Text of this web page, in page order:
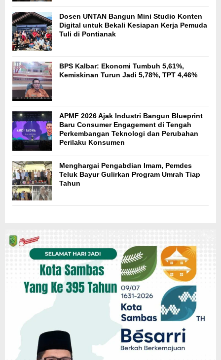
Dosen UNTAN Bangun Mini Studio Konten
Digital untuk Bekali Kesiapan Kerja Pemuda
Tuli di Pontianak
BPS Kalbar: Ekonomi Tumbuh 5,61%,
Kemiskinan Turun Jadi 5,78%, TPT 4,46%
APMF 2026 Ajak Industri Bangun Blueprint
Baru Consumer Engagement di Tengah
Perkembangan Teknologi dan Perubahan
Perilaku Konsumen
Menghargai Pengabdian Imam, Pemdes
Teluk Bayur Gulirkan Program Umrah Tiap
Tahun